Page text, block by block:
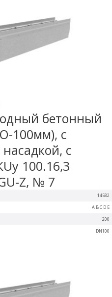
14582
DN100
200
A B C D E
бетонный
100мм), с
с
100.16,3
Z, № 7